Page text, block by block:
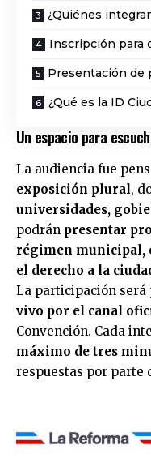
¿Quiénes
Inscripción para
Presentación de
¿Qué es la ID
Un espacio para
La audiencia fue
exposición plural,
universidades,
podrán presentar
régimen
el derecho a la
La participación será
vivo por el canal
Convención. Cada
máximo de tres
respuestas por parte